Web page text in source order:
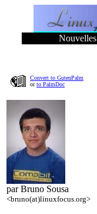
Nouvelles
Convert to GutenPalm
orto PalmDoc
par Bruno Sousa
<bruno(at)linuxfocus.org>